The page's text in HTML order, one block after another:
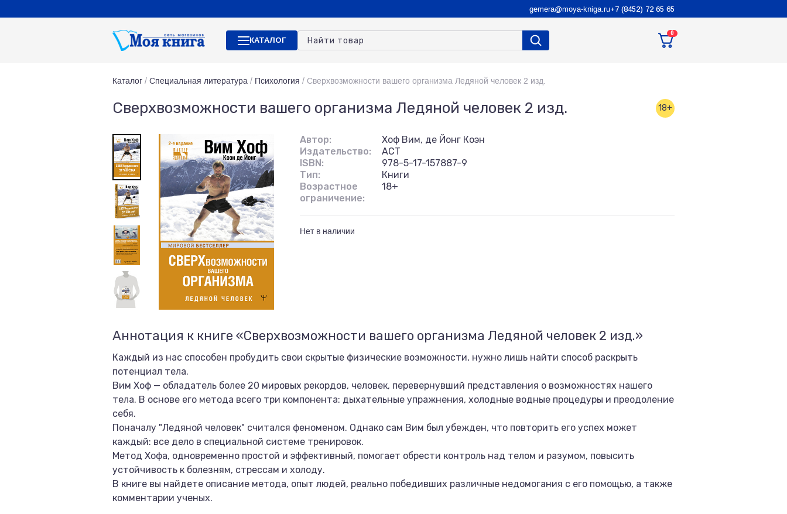
gemera@moya-kniga.ru+7 (8452) 72 65 65
КАТАЛОГ
0
Каталог / Специальная литература / Психология / Сверхвозможности вашего организма Ледяной человек 2 изд.
Сверхвозможности вашего организма Ледяной человек 2 изд. 18+
Автор:
Хоф Вим, де Йонг Коэн
Издательство:
АСТ
ISBN:
978-5-17-157887-9
Тип:
Книги
Возрастное
ограничение:
18+
Нет в наличии
Аннотация к книге «Сверхвозможности вашего организма Ледяной человек 2 изд.»
Каждый из нас способен пробудить свои скрытые физические возможности, нужно лишь найти способ раскрыть
потенциал тела.
Вим Хоф — обладатель более 20 мировых рекордов, человек, перевернувший представления о возможностях нашего
тела. В основе его метода всего три компонента: дыхательные упражнения, холодные водные процедуры и преодоление
себя.
Поначалу "Ледяной человек" считался феноменом. Однако сам Вим был убежден, что повторить его успех может
каждый: все дело в специальной системе тренировок.
Метод Хофа, одновременно простой и эффективный, помогает обрести контроль над телом и разумом, повысить
устойчивость к болезням, стрессам и холоду.
В книге вы найдете описание метода, опыт людей, реально победивших различные недомогания с его помощью, а также
комментарии ученых.